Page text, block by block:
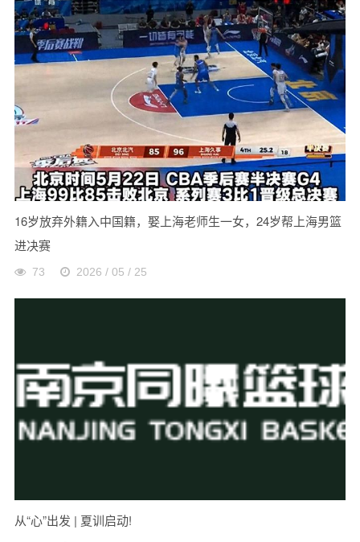
16岁放弃外籍入中国籍，娶上海老师生一女，24岁帮上海男篮
进决赛
73 2026 / 05 / 25
从“心”出发 | 夏训启动!